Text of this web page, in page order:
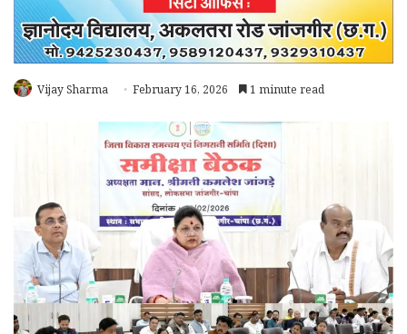
Vijay Sharma February 16, 2026 1 minute read